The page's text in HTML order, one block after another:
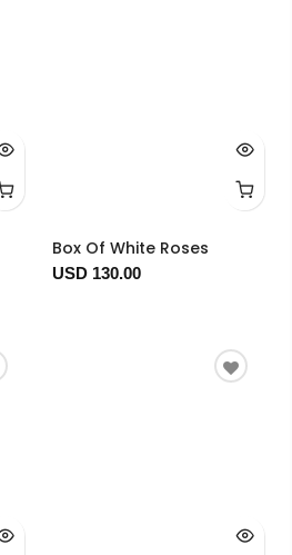
Box Of White Roses
USD 130.00